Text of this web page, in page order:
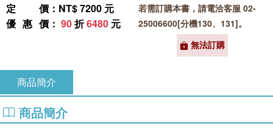
定價 ：NT$ 7200 元
優惠價 ： 90折6480 元
若需訂購本書，請電洽客服 02-
25006600[分機130、131]。
無法訂購
商品簡介
商品簡介